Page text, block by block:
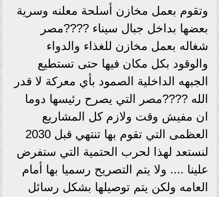
وتقوم بعمل مخازن أسلحة معلنه وسرية
بعضها بداخل جبال سيناء ????مصر
شغاله بعمل مخازن للغذاء والدواء
والوقود بكل مكان فيها حتى تستطيع
الجبهه الداخلية الصمود بأي معركة لا قدر
الله ????مصر التي يصرح رئيسها دوما
ان مفيش وقت ولازم كل المشاريع
العظمى التي تقوم بها تنتهي قبل 2030
لنستعد لهذا لحرب الحتمية التي ستفرض
علينا .... ولا يتم التصريح رسميا بها أمام
العامه ولكن يتم توصيلها بشكل رسائل